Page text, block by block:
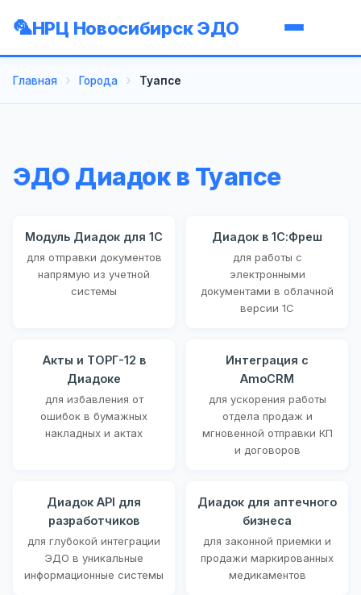
НРЦ Новосибирск ЭДО
Главная Города Туапсе
ЭДО Диадок в Туапсе
Модуль Диадок для 1С
для отправки документов
напрямую из учетной
системы
Диадок в 1С:Фреш
для работы с
электронными
документами в облачной
версии 1С
Акты и ТОРГ-12 в
Диадоке
для избавления от
ошибок в бумажных
накладных и актах
Интеграция с
AmoCRM
для ускорения работы
отдела продаж и
мгновенной отправки КП
и договоров
Диадок API для
разработчиков
для глубокой интеграции
ЭДО в уникальные
информационные системы
Диадок для аптечного
бизнеса
для законной приемки и
продажи маркированных
медикаментов